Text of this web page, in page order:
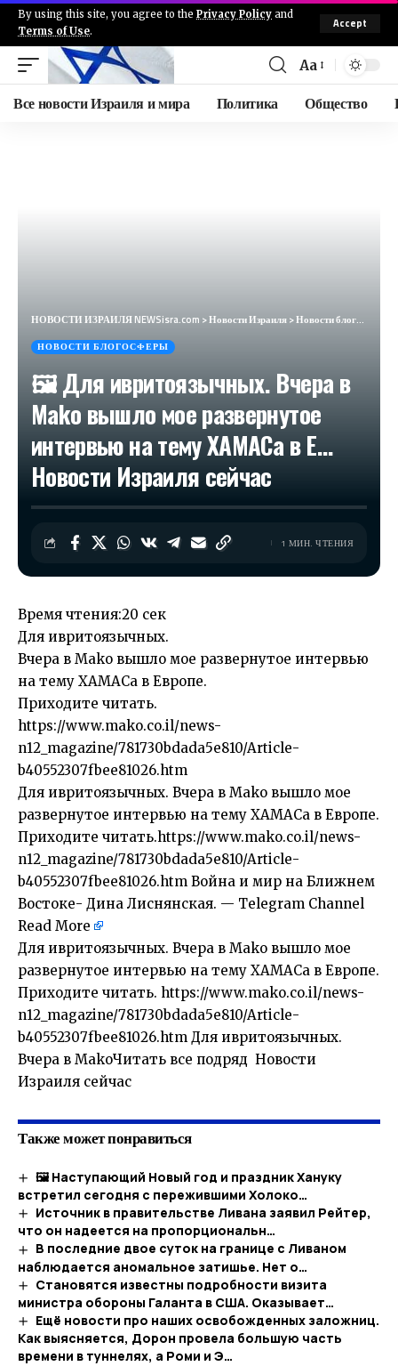
By using this site, you agree to the Privacy Policy and
Terms of Use.
Accept
Aa
Все новости Израиля и мира Политика Общество
НОВОСТИ ИЗРАИЛЯ NEWSisra.com >Новости Израиля>Новости блогосферы
НОВОСТИ БЛОГОСФЕРЫ
🖼 Для ивритоязычных. Вчера в
Mako вышло мое развернутое
интервью на тему ХАМАСа в Е…​
Новости Израиля сейчас
1 МИН. ЧТЕНИЯ
Время чтения:20 сек
Для ивритоязычных.
Вчера в Mako вышло мое развернутое интервью
на тему ХАМАСа в Европе.
Приходите читать.
https://www.mako.co.il/news-
n12_magazine/781730bdada5e810/Article-
b40552307fbee81026.htm
Для ивритоязычных. Вчера в Mako вышло мое
развернутое интервью на тему ХАМАСа в Европе.
Приходите читать.https://www.mako.co.il/news-
n12_magazine/781730bdada5e810/Article-
b40552307fbee81026.htm Война и мир на Ближнем
Востоке- Дина Лиснянская. — Telegram Channel
Read More
Для ивритоязычных. Вчера в Mako вышло мое
развернутое интервью на тему ХАМАСа в Европе.
Приходите читать. https://www.mako.co.il/news-
n12_magazine/781730bdada5e810/Article-
b40552307fbee81026.htm Для ивритоязычных.
Вчера в MakoЧитать все подряд Новости
Израиля сейчас
Также может понравиться
🖼 Наступающий Новый год и праздник Хануку
встретил сегодня с пережившими Холоко…
Источник в правительстве Ливана заявил Рейтер,
что он надеется на пропорциональн…
В последние двое суток на границе с Ливаном
наблюдается аномальное затишье. Нет о…
Становятся известны подробности визита
министра обороны Галанта в США. Оказывает…
Ещё новости про наших освобожденных заложниц.
Как выясняется, Дорон провела большую часть
времени в туннелях, а Роми и Э…